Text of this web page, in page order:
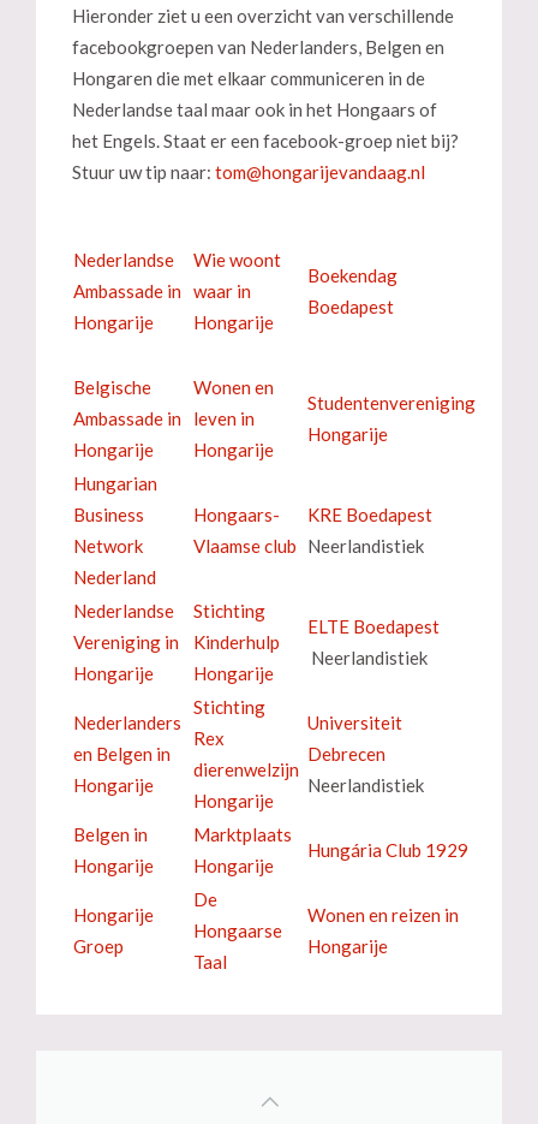
Hieronder ziet u een overzicht van verschillende
facebookgroepen van Nederlanders, Belgen en
Hongaren die met elkaar communiceren in de
Nederlandse taal maar ook in het Hongaars of
het Engels. Staat er een facebook-groep niet bij?
Stuur uw tip naar:
Nederlandse
Ambassade in
Hongarije
Wie woont
waar in
Hongarije
Boekendag
Boedapest
Belgische
Ambassade in
Hongarije
Wonen en
leven in
Hongarije
Studentenvereniging
Hongarije
Hungarian
Business
Network
Nederland
Hongaars-
Vlaamse club
KRE Boedapest
Neerlandistiek
Nederlandse
Vereniging in
Hongarije
Stichting
Kinderhulp
Hongarije
ELTE Boedapest
Neerlandistiek
Nederlanders
en Belgen in
Hongarije
Stichting
Rex
dierenwelzijn
Hongarije
Universiteit
Debrecen
Neerlandistiek
Belgen in
Hongarije
Marktplaats
Hongarije
Hungária Club 1929
Hongarije
Groep
De
Hongaarse
Taal
Wonen en reizen in
Hongarije